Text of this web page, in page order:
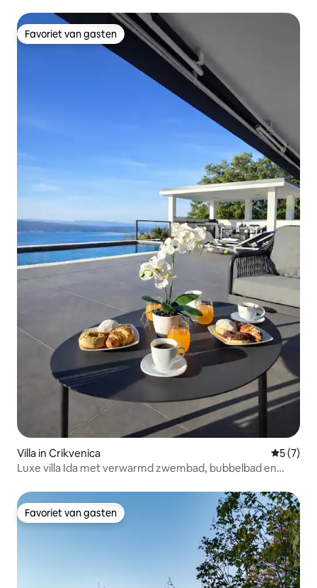
Favoriet van gasten
Favoriet van gasten
Villa in Crikvenica
5 (7)
Luxe villa Ida met verwarmd zwembad, bubbelbad en
Favoriet van gasten
Favoriet van gasten